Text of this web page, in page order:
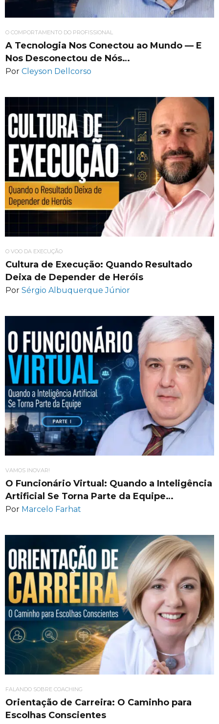
O COMPORTAMENTO DO PROFISSIONAL
A Tecnologia Nos Conectou ao Mundo — E
Nos Desconectou de Nós…
Por Cleyson Dellcorso
O VOO DA EXECUÇÃO
Cultura de Execução: Quando Resultado
Deixa de Depender de Heróis
Por Sérgio Albuquerque Júnior
VAMOS INOVAR!
O Funcionário Virtual: Quando a Inteligência
Artificial Se Torna Parte da Equipe…
Por Marcelo Farhat
FALANDO SOBRE COACHING
Orientação de Carreira: O Caminho para
Escolhas Conscientes